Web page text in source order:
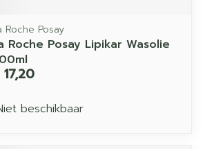
Roche Posay
Roche Posay Lipikar Wasolie
beschikbaar